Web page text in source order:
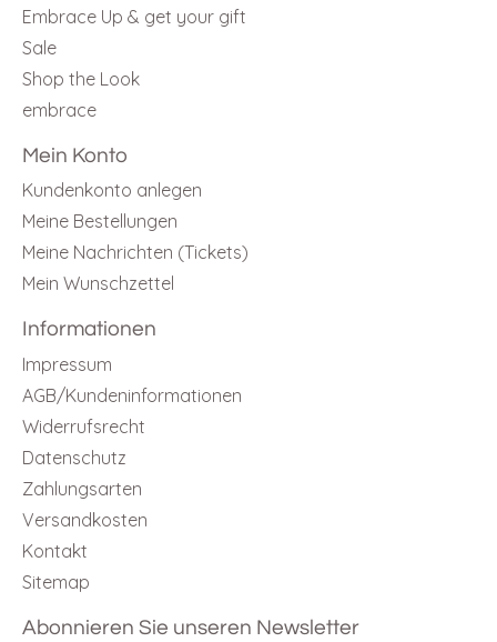
Embrace Up & get your gift
Sale
Shop the Look
embrace
Mein Konto
Kundenkonto anlegen
Meine Bestellungen
Meine Nachrichten (Tickets)
Mein Wunschzettel
Informationen
Impressum
AGB/Kundeninformationen
Widerrufsrecht
Datenschutz
Zahlungsarten
Versandkosten
Kontakt
Sitemap
Abonnieren Sie unseren Newsletter